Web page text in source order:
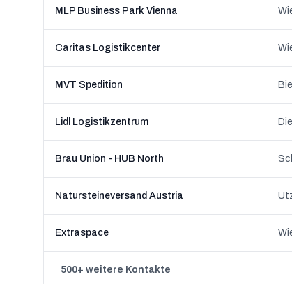
MLP Business Park Vienna
Caritas Logistikcenter
MVT Spedition
Lidl Logistikzentrum
Brau Union - HUB North
Natursteineversand Austria
Extraspace
500+ weitere Kontakte